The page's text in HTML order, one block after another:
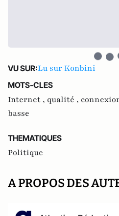
VU SUR:Lu sur Konbini
MOTS-CLES
Internet , qualité ,
basse
THEMATIQUES
Politique
A PROPOS DES